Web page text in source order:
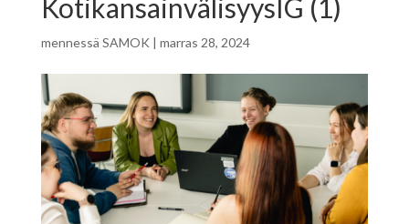
KotikansainvälisyysIG (1)
mennessä SAMOK | marras 28, 2024